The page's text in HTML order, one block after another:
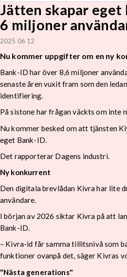
Jätten skapar eget
6 miljoner
2025 06 12
Nu kommer uppgifter om en ny
Bank-ID har över 8,6 miljoner
senaste åren vuxit fram som den
identifiering.
På sistone har frågan väckts om inte
Nu kommer besked om att tjänsten
eget Bank-ID.
Det rapporterar Dagens industri.
Ny konkurrent
Den digitala brevlådan Kivra har lite
användare.
I början av 2026 siktar Kivra på att
Bank-ID.
– Kivra-id får samma tillitsnivå som
funktioner ovanpå det, säger Kivras
"Nästa generations"